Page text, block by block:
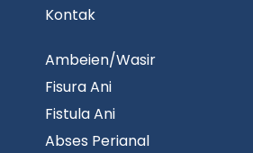
Kontak
Ambeien/Wasir
Fisura Ani
Fistula Ani
Abses Perianal